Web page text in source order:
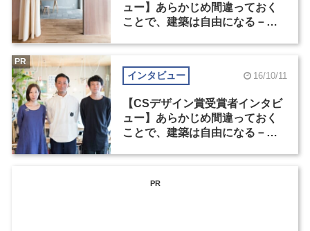
ュー】あらかじめ間違っておく
ことで、建築は自由になる－木
インタビュー 16/10/11
【CSデザイン賞受賞者インタビ
ュー】あらかじめ間違っておく
ことで、建築は自由になる－木
PR
PR